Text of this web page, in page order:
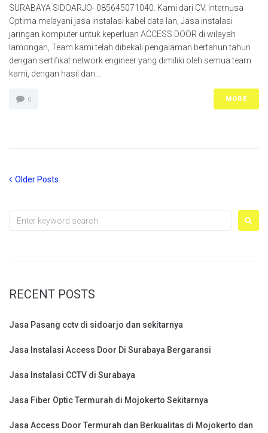
SURABAYA SIDOARJO- 085645071040. Kami dari CV. Internusa
Optima melayani jasa instalasi kabel data lan, Jasa instalasi
jaringan komputer untuk keperluan ACCESS DOOR di wilayah
lamongan, Team kami telah dibekali pengalaman bertahun tahun
dengan sertifikat network engineer yang dimiliki oleh semua team
kami, dengan hasil dan...
0 MORE
Posts
Older
Older Posts
Search
RECENT POSTS
Jasa Pasang cctv di sidoarjo dan sekitarnya
Jasa Instalasi Access Door Di Surabaya Bergaransi
Jasa Instalasi CCTV di Surabaya
Jasa Fiber Optic Termurah di Mojokerto Sekitarnya
Jasa Access Door Termurah dan Berkualitas di Mojokerto dan